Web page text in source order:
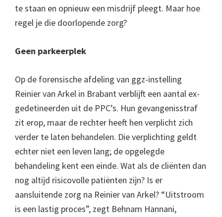
te staan en opnieuw een misdrijf pleegt. Maar hoe
regel je die doorlopende zorg?
Geen parkeerplek
Op de forensische afdeling van ggz-instelling
Reinier van Arkel in Brabant verblijft een aantal ex-
gedetineerden uit de PPC’s. Hun gevangenisstraf
zit erop, maar de rechter heeft hen verplicht zich
verder te laten behandelen. Die verplichting geldt
echter niet een leven lang; de opgelegde
behandeling kent een einde. Wat als de cliënten dan
nog altijd risicovolle patiënten zijn? Is er
aansluitende zorg na Reinier van Arkel? “Uitstroom
is een lastig proces”, zegt Behnam Hannani,